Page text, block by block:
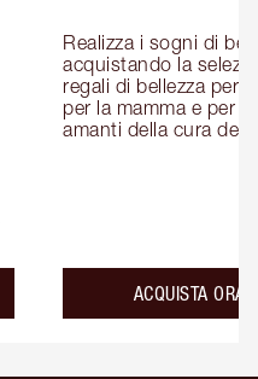
Realizza i sogni di
acquistando la
regali di bellezza per
per la mamma e per
amanti della cura
ACQUISTA ORA